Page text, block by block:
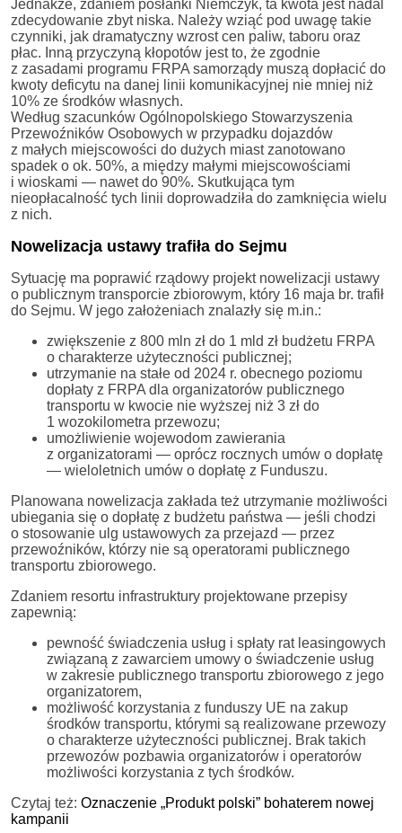
Jednakże, zdaniem posłanki Niemczyk, ta kwota jest nadal
zdecydowanie zbyt niska. Należy wziąć pod uwagę takie
czynniki, jak dramatyczny wzrost cen paliw, taboru oraz
płac. Inną przyczyną kłopotów jest to, że zgodnie
z zasadami programu FRPA samorządy muszą dopłacić do
kwoty deficytu na danej linii komunikacyjnej nie mniej niż
10% ze środków własnych.
Według szacunków Ogólnopolskiego Stowarzyszenia
Przewoźników Osobowych w przypadku dojazdów
z małych miejscowości do dużych miast zanotowano
spadek o ok. 50%, a między małymi miejscowościami
i wioskami — nawet do 90%. Skutkująca tym
nieopłacalność tych linii doprowadziła do zamknięcia wielu
z nich.
Nowelizacja ustawy trafiła do Sejmu
Sytuację ma poprawić rządowy projekt nowelizacji ustawy
o publicznym transporcie zbiorowym, który 16 maja br. trafił
do Sejmu. W jego założeniach znalazły się m.in.:
zwiększenie z 800 mln zł do 1 mld zł budżetu FRPA
o charakterze użyteczności publicznej;
utrzymanie na stałe od 2024 r. obecnego poziomu
dopłaty z FRPA dla organizatorów publicznego
transportu w kwocie nie wyższej niż 3 zł do
1 wozokilometra przewozu;
umożliwienie wojewodom zawierania
z organizatorami — oprócz rocznych umów o dopłatę
— wieloletnich umów o dopłatę z Funduszu.
Planowana nowelizacja zakłada też utrzymanie możliwości
ubiegania się o dopłatę z budżetu państwa — jeśli chodzi
o stosowanie ulg ustawowych za przejazd — przez
przewoźników, którzy nie są operatorami publicznego
transportu zbiorowego.
Zdaniem resortu infrastruktury projektowane przepisy
zapewnią:
pewność świadczenia usług i spłaty rat leasingowych
związaną z zawarciem umowy o świadczenie usług
w zakresie publicznego transportu zbiorowego z jego
organizatorem,
możliwość korzystania z funduszy UE na zakup
środków transportu, którymi są realizowane przewozy
o charakterze użyteczności publicznej. Brak takich
przewozów pozbawia organizatorów i operatorów
możliwości korzystania z tych środków.
Czytaj też: Oznaczenie „Produkt polski” bohaterem nowej
kampanii